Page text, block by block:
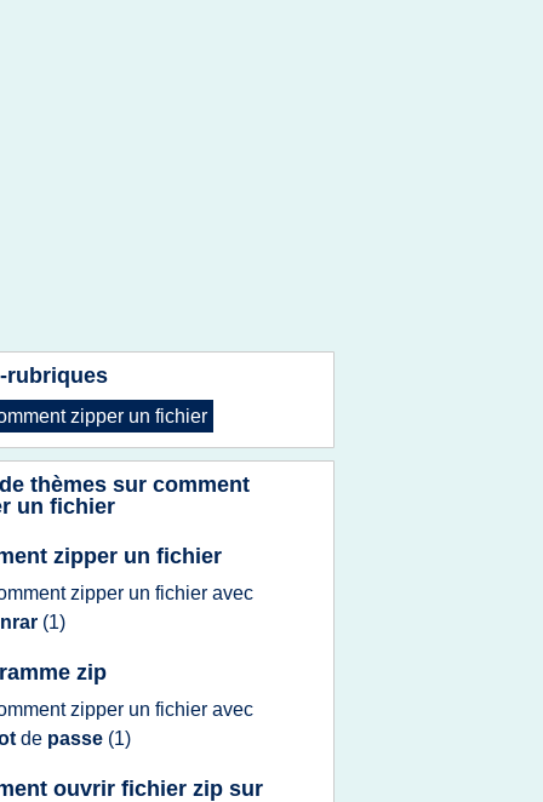
rubriques
zipper un fichier
thèmes sur comment
un fichier
zipper un fichier
zipper un fichier avec
(1)
zip
zipper un fichier avec
de passe (1)
ouvrir fichier zip sur